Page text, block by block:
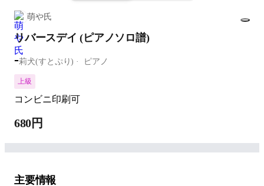
萌や氏
リバースデイ (ピアノソロ譜)
-莉犬(すとぷり) ピアノ
上級
コンビニ印刷可
680円
主要情報